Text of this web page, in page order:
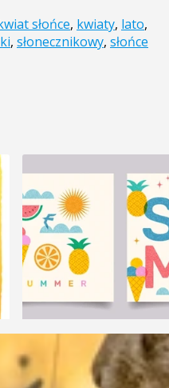
słońce, kwiaty, lato,
, słonecznikowy, słońce